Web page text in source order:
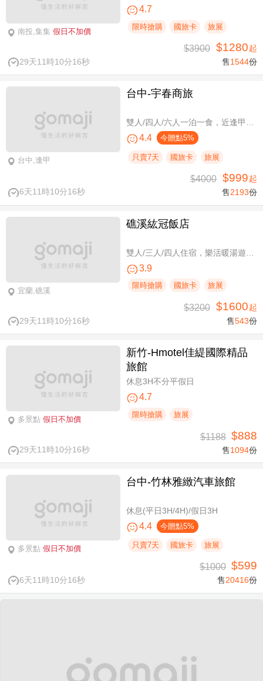
南投,集集 假日不加價
4.7
限時搶購 國旅卡 旅展
29天11時10分16秒
$3900 $1280起
售1544份
台中,逢甲
台中-宇春商旅
雙人/四人/六人一泊一食，近逢甲商圈親子假期
4.4 今贈點5%
只賣7天 國旅卡 旅展
6天11時10分16秒
$4000 $999起
售2193份
宜蘭,礁溪
礁溪紘冠飯店
3.9
限時搶購 國旅卡 旅展
29天11時10分16秒
$3200 $1600起
售543份
多景點 假日不加價
新竹-Hmotel佳緹國際精品
旅館
休息3H不分平假日
4.7
限時搶購 旅展
29天11時10分16秒
$1188 $888
售1094份
多景點 假日不加價
台中-竹林雅緻汽車旅館
休息(平日3H/4H)/假日3H
4.4 今贈點5%
只賣7天 國旅卡 旅展
6天11時10分16秒
$1000 $599
售20416份